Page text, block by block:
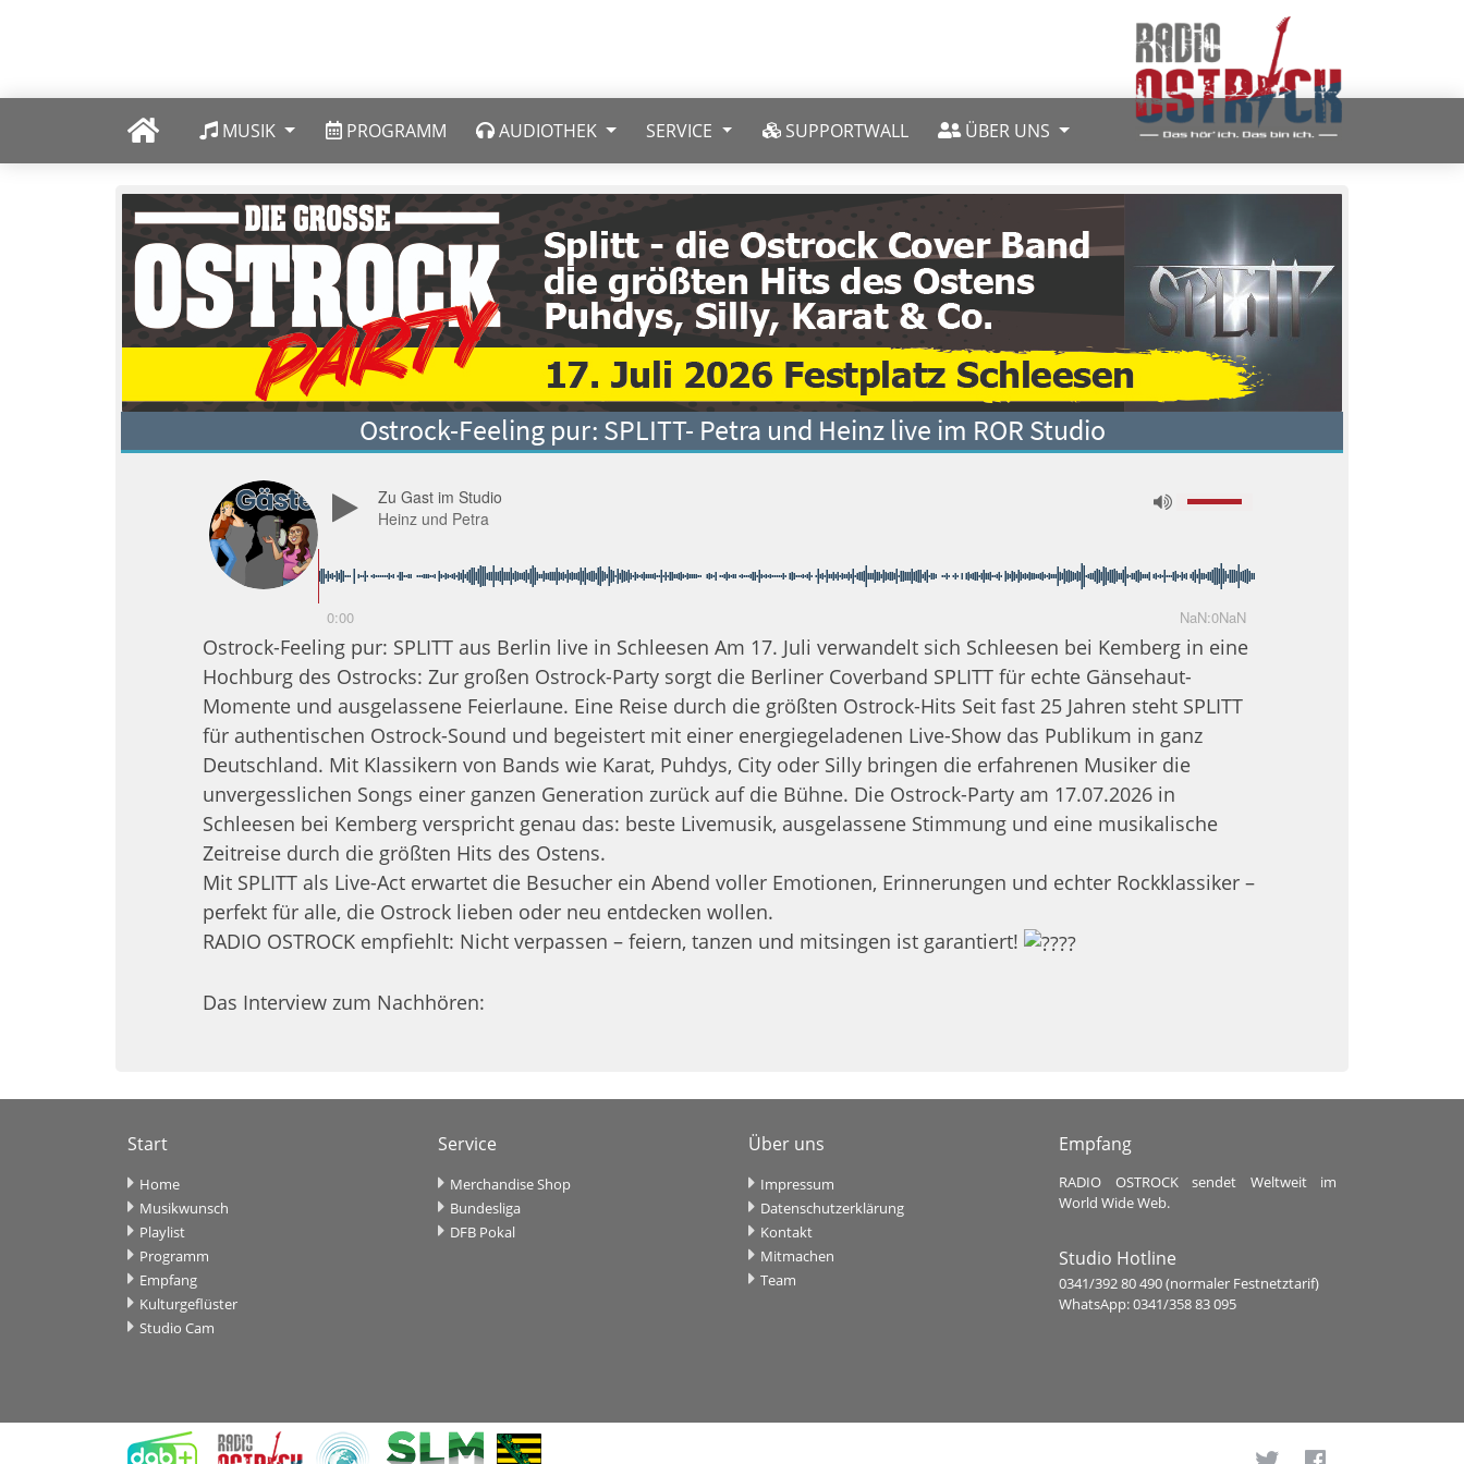
MUSIK PROGRAMM AUDIOTHEK SERVICE SUPPORTWALL ÜBER UNS
Ostrock-Feeling pur: SPLITT- Petra und Heinz live im ROR Studio
Zu Gast im Studio
Heinz und Petra
NaN:0NaN
0:00
Ostrock-Feeling pur: SPLITT aus Berlin live in Schleesen Am 17. Juli verwandelt sich Schleesen bei Kemberg in eine
Hochburg des Ostrocks: Zur großen Ostrock-Party sorgt die Berliner Coverband SPLITT für echte Gänsehaut-
Momente und ausgelassene Feierlaune. Eine Reise durch die größten Ostrock-Hits Seit fast 25 Jahren steht SPLITT
für authentischen Ostrock-Sound und begeistert mit einer energiegeladenen Live-Show das Publikum in ganz
Deutschland. Mit Klassikern von Bands wie Karat, Puhdys, City oder Silly bringen die erfahrenen Musiker die
unvergesslichen Songs einer ganzen Generation zurück auf die Bühne. Die Ostrock-Party am 17.07.2026 in
Schleesen bei Kemberg verspricht genau das: beste Livemusik, ausgelassene Stimmung und eine musikalische
Zeitreise durch die größten Hits des Ostens.
Mit SPLITT als Live-Act erwartet die Besucher ein Abend voller Emotionen, Erinnerungen und echter Rockklassiker –
perfekt für alle, die Ostrock lieben oder neu entdecken wollen.
RADIO OSTROCK empfiehlt: Nicht verpassen – feiern, tanzen und mitsingen ist garantiert!
Das Interview zum Nachhören:
Start
Home
Musikwunsch
Playlist
Programm
Empfang
Kulturgeflüster
Studio Cam
Service
Merchandise Shop
Bundesliga
DFB Pokal
Über uns
Impressum
Datenschutzerklärung
Kontakt
Mitmachen
Team
Empfang
RADIO OSTROCK sendet Weltweit im
World Wide Web.
Studio Hotline
0341/392 80 490 (normaler Festnetztarif)
WhatsApp: 0341/358 83 095